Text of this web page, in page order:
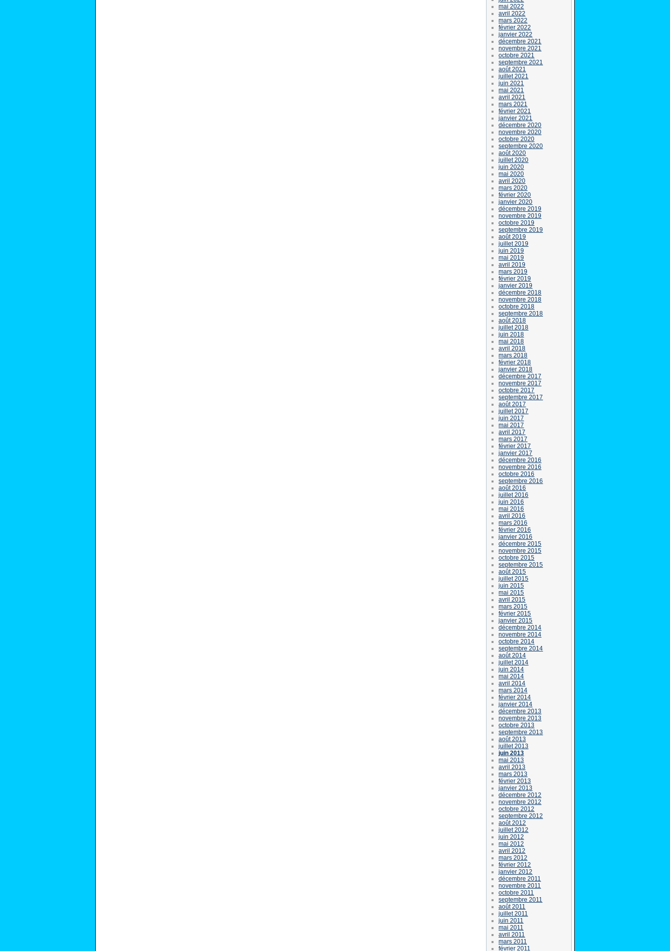
mai 2022
avril 2022
mars 2022
février 2022
janvier 2022
décembre 2021
novembre 2021
octobre 2021
septembre 2021
août 2021
juillet 2021
juin 2021
mai 2021
avril 2021
mars 2021
février 2021
janvier 2021
décembre 2020
novembre 2020
octobre 2020
septembre 2020
août 2020
juillet 2020
juin 2020
mai 2020
avril 2020
mars 2020
février 2020
janvier 2020
décembre 2019
novembre 2019
octobre 2019
septembre 2019
août 2019
juillet 2019
juin 2019
mai 2019
avril 2019
mars 2019
février 2019
janvier 2019
décembre 2018
novembre 2018
octobre 2018
septembre 2018
août 2018
juillet 2018
juin 2018
mai 2018
avril 2018
mars 2018
février 2018
janvier 2018
décembre 2017
novembre 2017
octobre 2017
septembre 2017
août 2017
juillet 2017
juin 2017
mai 2017
avril 2017
mars 2017
février 2017
janvier 2017
décembre 2016
novembre 2016
octobre 2016
septembre 2016
août 2016
juillet 2016
juin 2016
mai 2016
avril 2016
mars 2016
février 2016
janvier 2016
décembre 2015
novembre 2015
octobre 2015
septembre 2015
août 2015
juillet 2015
juin 2015
mai 2015
avril 2015
mars 2015
février 2015
janvier 2015
décembre 2014
novembre 2014
octobre 2014
septembre 2014
août 2014
juillet 2014
juin 2014
mai 2014
avril 2014
mars 2014
février 2014
janvier 2014
décembre 2013
novembre 2013
octobre 2013
septembre 2013
août 2013
juillet 2013
juin 2013
mai 2013
avril 2013
mars 2013
février 2013
janvier 2013
décembre 2012
novembre 2012
octobre 2012
septembre 2012
août 2012
juillet 2012
juin 2012
mai 2012
avril 2012
mars 2012
février 2012
janvier 2012
décembre 2011
novembre 2011
octobre 2011
septembre 2011
août 2011
juillet 2011
juin 2011
mai 2011
avril 2011
mars 2011
février 2011